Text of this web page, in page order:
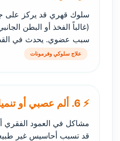
سلوك قهري قد يركز على
(غالباً الفخذ أو البطن
سبب عضوي. يحدث في
علاج سلوكي وفرمونات
⚡ 6. ألم عصبي أو تنميل موضعي
مشاكل في العمود الفقري
قد تسبب أحاسيس غير